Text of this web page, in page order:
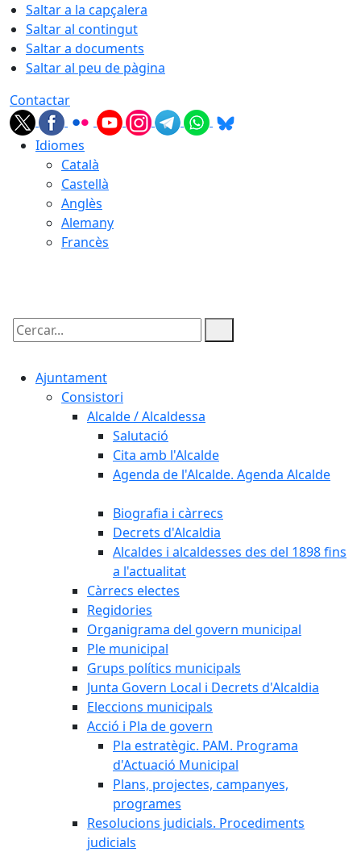
Saltar a la capçalera
Saltar al contingut
Saltar a documents
Saltar al peu de pàgina
Contactar
Idiomes
Català
Castellà
Anglès
Alemany
Francès
Cercar:
Ajuntament
Consistori
Alcalde / Alcaldessa
Salutació
Cita amb l'Alcalde
Agenda de l'Alcalde. Agenda Alcalde
Biografia i càrrecs
Decrets d'Alcaldia
Alcaldes i alcaldesses des del 1898 fins
a l'actualitat
Càrrecs electes
Regidories
Organigrama del govern municipal
Ple municipal
Grups polítics municipals
Junta Govern Local i Decrets d'Alcaldia
Eleccions municipals
Acció i Pla de govern
Pla estratègic. PAM. Programa
d'Actuació Municipal
Plans, projectes, campanyes,
programes
Resolucions judicials. Procediments
judicials